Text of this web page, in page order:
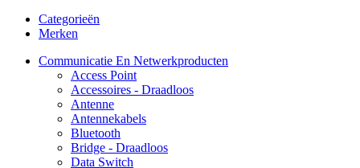
Categorieën
Merken
Communicatie En Netwerkproducten
Access Point
Accessoires - Draadloos
Antenne
Antennekabels
Bluetooth
Bridge - Draadloos
Data Switch